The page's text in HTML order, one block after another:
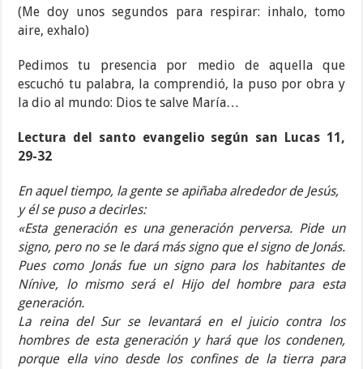
(Me doy unos segundos para respirar: inhalo, tomo
aire, exhalo)
Pedimos tu presencia por medio de aquella que
escuchó tu palabra, la comprendió, la puso por obra y
la dio al mundo: Dios te salve María…
Lectura del santo evangelio según san Lucas 11,
29-32
En aquel tiempo, la gente se apiñaba alrededor de Jesús,
y él se puso a decirles:
«Esta generación es una generación perversa. Pide un
signo, pero no se le dará más signo que el signo de Jonás.
Pues como Jonás fue un signo para los habitantes de
Nínive, lo mismo será el Hijo del hombre para esta
generación.
La reina del Sur se levantará en el juicio contra los
hombres de esta generación y hará que los condenen,
porque ella vino desde los confines de la tierra para